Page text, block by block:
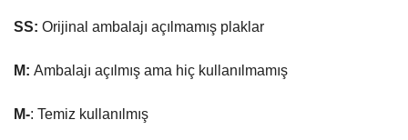
SS: Orijinal ambalajı açılmamış plaklar
M: Ambalajı açılmış ama hiç kullanılmamış
M-: Temiz kullanılmış